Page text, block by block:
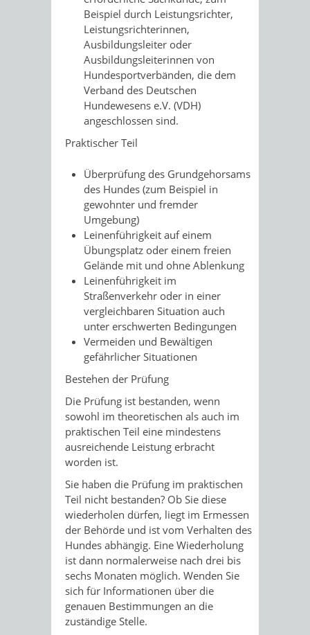
Beispiel durch Leistungsrichter,
Leistungsrichterinnen,
Ausbildungsleiter oder
Ausbildungsleiterinnen von
Hundesportverbänden, die dem
Verband des Deutschen
Hundewesens e.V. (VDH)
angeschlossen sind.
Praktischer Teil
Überprüfung des Grundgehorsams
des Hundes (zum Beispiel in
gewohnter und fremder
Umgebung)
Leinenführigkeit auf einem
Übungsplatz oder einem freien
Gelände mit und ohne Ablenkung
Leinenführigkeit im
Straßenverkehr oder in einer
vergleichbaren Situation auch
unter erschwerten Bedingungen
Vermeiden und Bewältigen
gefährlicher Situationen
Bestehen der Prüfung
Die Prüfung ist bestanden, wenn
sowohl im theoretischen als auch im
praktischen Teil eine mindestens
ausreichende Leistung erbracht
worden ist.
Sie haben die Prüfung im praktischen
Teil nicht bestanden? Ob Sie diese
wiederholen dürfen, liegt im Ermessen
der Behörde und ist vom Verhalten des
Hundes abhängig. Eine Wiederholung
ist dann normalerweise nach drei bis
sechs Monaten möglich. Wenden Sie
sich für Informationen über die
genauen Bestimmungen an die
zuständige Stelle.